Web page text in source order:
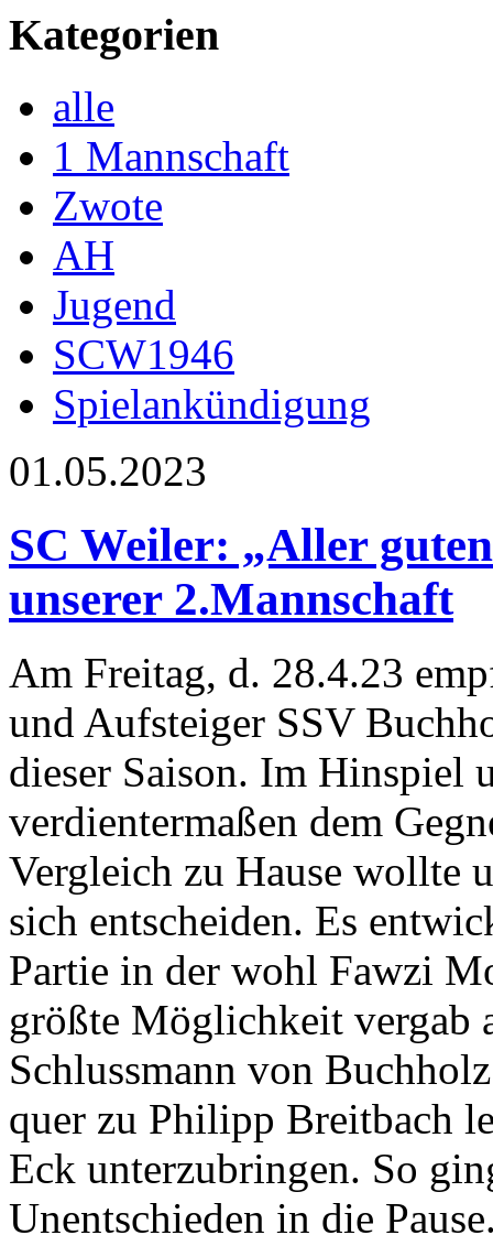
Kategorien
alle
1 Mannschaft
Zwote
AH
Jugend
SCW1946
Spielankündigung
01.05.2023
SC Weiler: „Aller
unserer 2.Mannschaft
Am Freitag, d. 28.4.23
und Aufsteiger SSV
dieser Saison. Im Hinspiel
verdientermaßen dem
Vergleich zu Hause wollte
sich entscheiden. Es
Partie in der wohl Fawzi
größte Möglichkeit vergab
Schlussmann von
quer zu Philipp Breitbach
Eck unterzubringen. So
Unentschieden in die